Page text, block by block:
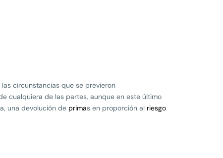
circunstancias que se previeron
cualquiera de las partes, aunque en este último
a, una devolución de primas en proporción al riesgo